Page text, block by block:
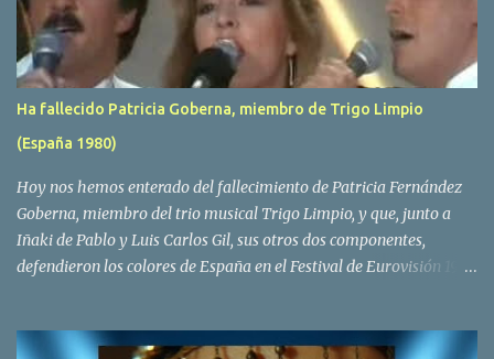
juntos,Santos a la guitarra y Villar al piano, sin atreverse a dar el
salto al mercado profesional. Sin embargo esto cambió gracias a la
propia Amaia Saizar, que tras su abandono de Trigo Limpio,
recibió por parte de la discografica Hispavox el encargo de crear
un nuevo grupo, reclutando al duo de amigos y a la ex modelo
Yolanda Hoyos. Con los cuatro surgió en el año 1982 el grupo
Ha fallecido Patricia Goberna, miembro de Trigo Limpio
(España 1980)
Hoy nos hemos enterado del fallecimiento de Patricia Fernández
Goberna, miembro del trio musical Trigo Limpio, y que, junto a
Iñaki de Pablo y Luis Carlos Gil, sus otros dos componentes,
defendieron los colores de España en el Festival de Eurovisión 1980
padeciendo desde hace tiempo. Patricia Fernández Goberna,